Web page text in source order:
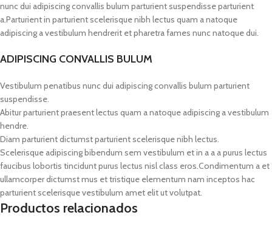
nunc dui adipiscing convallis bulum parturient suspendisse parturient
a.Parturient in parturient scelerisque nibh lectus quam a natoque
adipiscing a vestibulum hendrerit et pharetra fames nunc natoque dui.
ADIPISCING CONVALLIS BULUM
Vestibulum penatibus nunc dui adipiscing convallis bulum parturient
suspendisse.
Abitur parturient praesent lectus quam a natoque adipiscing a vestibulum
hendre.
Diam parturient dictumst parturient scelerisque nibh lectus.
Scelerisque adipiscing bibendum sem vestibulum et in a a a purus lectus
faucibus lobortis tincidunt purus lectus nisl class eros.Condimentum a et
ullamcorper dictumst mus et tristique elementum nam inceptos hac
parturient scelerisque vestibulum amet elit ut volutpat.
Productos relacionados